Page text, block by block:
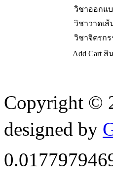
วิชาออกแ
วิชาวาดเส้
วิชาจิตรกร
Add Cart สิ
Copyright ©
designed by